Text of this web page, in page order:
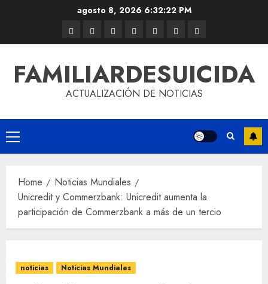
agosto 8, 2026 6:32:22 PM
FAMILIARDESUICIDA
ACTUALIZACIÓN DE NOTICIAS
Home
Noticias Mundiales
Unicredit y Commerzbank: Unicredit aumenta la
participación de Commerzbank a más de un tercio
noticias Noticias Mundiales